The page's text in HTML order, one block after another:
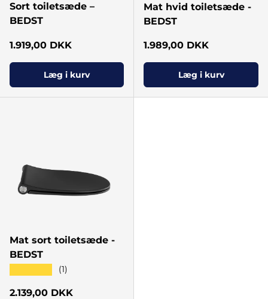
Sort toiletsæde –
BEDST
Normal pris
1.919,00 DKK
Læg i kurv
Mat hvid toiletsæde -
BEDST
Normal pris
1.989,00 DKK
Læg i kurv
Mat sort toiletsæde -
BEDST
(1)
Normal pris
2.139,00 DKK